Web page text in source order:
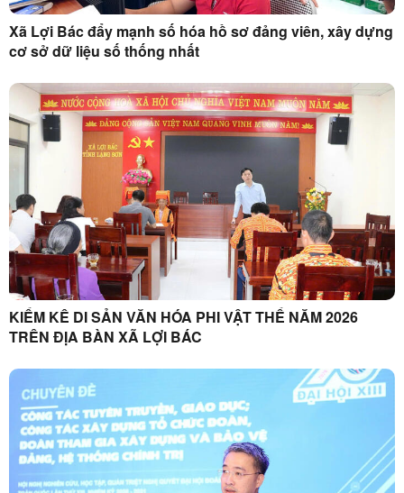
Xã Lợi Bác đẩy mạnh số hóa hồ sơ đảng viên, xây dựng
cơ sở dữ liệu số thống nhất
KIỂM KÊ DI SẢN VĂN HÓA PHI VẬT THỂ NĂM 2026
TRÊN ĐỊA BÀN XÃ LỢI BÁC